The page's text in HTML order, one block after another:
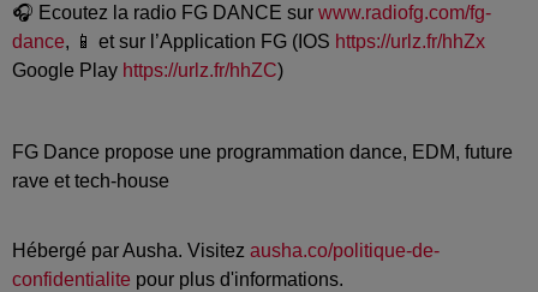
🎧 Ecoutez la radio FG DANCE sur www.radiofg.com/fg-
dance, 📱 et sur l’Application FG (IOS https://urlz.fr/hhZx
Google Play https://urlz.fr/hhZC)
FG Dance propose une programmation dance, EDM, future
rave et tech-house
Hébergé par Ausha. Visitez ausha.co/politique-de-
confidentialite pour plus d'informations.